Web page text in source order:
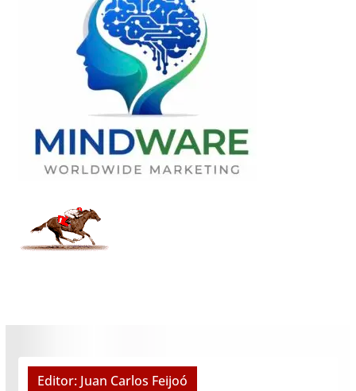
Editor: Juan Carlos Feijoó